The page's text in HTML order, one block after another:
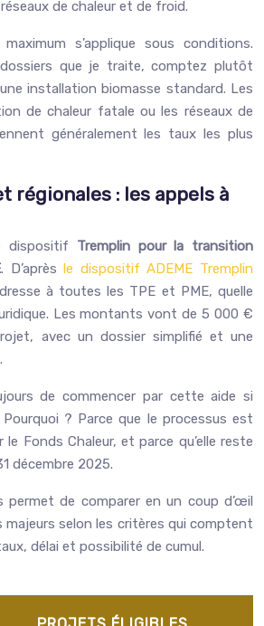
de chaleur et de froid.
s’applique sous conditions.
que je traite, comptez plutôt
installation biomasse standard. Les
de chaleur fatale ou les réseaux de
généralement les taux les plus
régionales : les appels à
dispositif Tremplin pour la transition
. D’aprèsle dispositif ADEME Tremplin
à toutes les TPE et PME, quelle
Les montants vont de 5 000 €
avec un dossier simplifié et une
de commencer par cette aide si
? Parce que le processus est
Fonds Chaleur, et parce qu’elle reste
décembre 2025.
permet de comparer en un coup d’œil
selon les critères qui comptent
délai et possibilité de cumul.